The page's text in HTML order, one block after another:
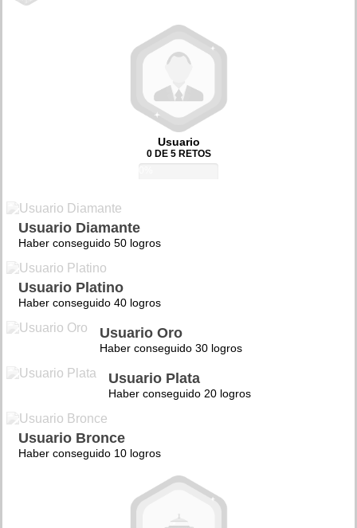
Usuario
0 DE 5 RETOS
Usuario Diamante
Haber conseguido 50 logros
Usuario Platino
Haber conseguido 40 logros
Usuario Oro
Haber conseguido 30 logros
Usuario Plata
Haber conseguido 20 logros
Usuario Bronce
Haber conseguido 10 logros